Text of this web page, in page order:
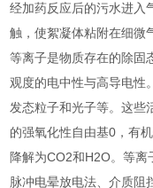
经加药反应后的污水进入
触，使絮凝体粘附在细微
等离子是物质存在的除固
观度的电中性与高导电性
发态粒子和光子等。这些
的强氧化性自由基0，有
降解为CO2和H2O。等离
脉冲电晕放电法、介质阻